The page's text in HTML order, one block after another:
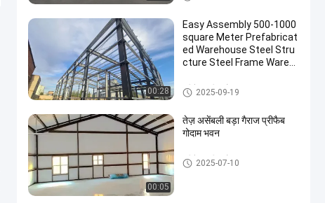
00:28
Easy Assembly 500-1000
square Meter Prefabricat
ed Warehouse Steel Stru
cture Steel Frame Wareh
e
प्रीफैब स्टील गोदाम
2025-09-19
00:05
तेज़ असेंबली बड़ा गैराज प्रीफैब
गोदाम भवन
प्रीफैब स्टील गोदाम
2025-07-10